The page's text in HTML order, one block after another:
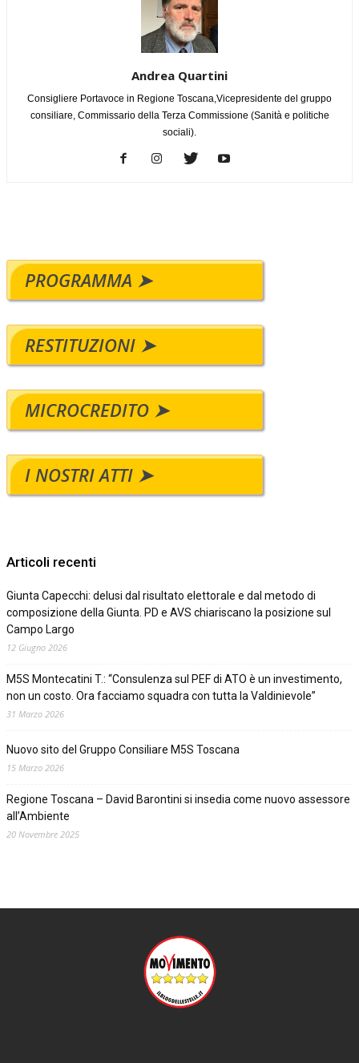
Andrea Quartini
Consigliere Portavoce in Regione Toscana,Vicepresidente del gruppo
consiliare, Commissario della Terza Commissione (Sanità e politiche
sociali).
PROGRAMMA ➤
RESTITUZIONI ➤
MICROCREDITO ➤
I NOSTRI ATTI ➤
Articoli recenti
Giunta Capecchi: delusi dal risultato elettorale e dal metodo di
composizione della Giunta. PD e AVS chiariscano la posizione sul
Campo Largo
12 Giugno 2026
M5S Montecatini T.: “Consulenza sul PEF di ATO è un investimento,
non un costo. Ora facciamo squadra con tutta la Valdinievole”
31 Marzo 2026
Nuovo sito del Gruppo Consiliare M5S Toscana
15 Marzo 2026
Regione Toscana – David Barontini si insedia come nuovo assessore
all’Ambiente
20 Novembre 2025